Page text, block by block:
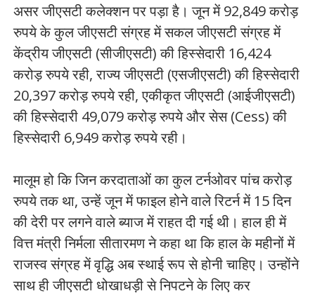
असर जीएसटी कलेक्शन पर पड़ा है। जून में 92,849 करोड़
रुपये के कुल जीएसटी संग्रह में सकल जीएसटी संग्रह में
केंद्रीय जीएसटी (सीजीएसटी) की हिस्सेदारी 16,424
करोड़ रुपये रही, राज्य जीएसटी (एसजीएसटी) की हिस्सेदारी
20,397 करोड़ रुपये रही, एकीकृत जीएसटी (आईजीएसटी)
की हिस्सेदारी 49,079 करोड़ रुपये और सेस (Cess) की
हिस्सेदारी 6,949 करोड़ रुपये रही।
मालूम हो कि जिन करदाताओं का कुल टर्नओवर पांच करोड़
रुपये तक था, उन्हें जून में फाइल होने वाले रिटर्न में 15 दिन
की देरी पर लगने वाले ब्याज में राहत दी गई थी। हाल ही में
वित्त मंत्री निर्मला सीतारमण ने कहा था कि हाल के महीनों में
राजस्व संग्रह में वृद्धि अब स्थाई रूप से होनी चाहिए। उन्होंने
साथ ही जीएसटी धोखाधड़ी से निपटने के लिए कर